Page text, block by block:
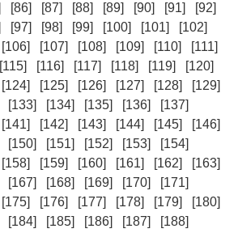
[86] [87] [88] [89] [90] [91]
[92]
[97] [98] [99] [100] [101]
[102]
[106] [107] [108] [109] [110]
[111]
[115] [116] [117] [118] [119]
[120]
[124] [125] [126] [127] [128]
[129]
[133] [134] [135] [136]
[137]
[141] [142] [143] [144] [145]
[146]
[150] [151] [152] [153]
[154]
[158] [159] [160] [161] [162]
[163]
[167] [168] [169] [170]
[171]
[175] [176] [177] [178] [179]
[180]
[184] [185] [186] [187]
[188]